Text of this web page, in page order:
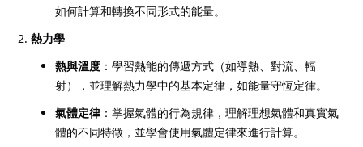
如何計算和轉換不同形式的能量。
熱力學
熱與溫度 ：學習熱能的傳遞方式（如導熱、對流、輻
射），並理解熱力學中的基本定律，如能量守恆定律。
氣體定律：掌握氣體的行為規律，理解理想氣體和真實氣
體的不同特徵，並學會使用氣體定律來進行計算。